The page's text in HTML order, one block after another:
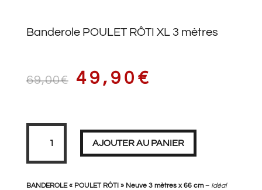
Banderole POULET RÔTI XL 3 mètres
69,00€ LE
PRIX
INITIAL
49,90 €
PRIX
ACTUEL
quantité
Banderole
POULET
XL
AJOUTER AU PANIER
BANDEROLE « POULET RÔTI » Neuve 3 mètres x 66 cm– Idéal